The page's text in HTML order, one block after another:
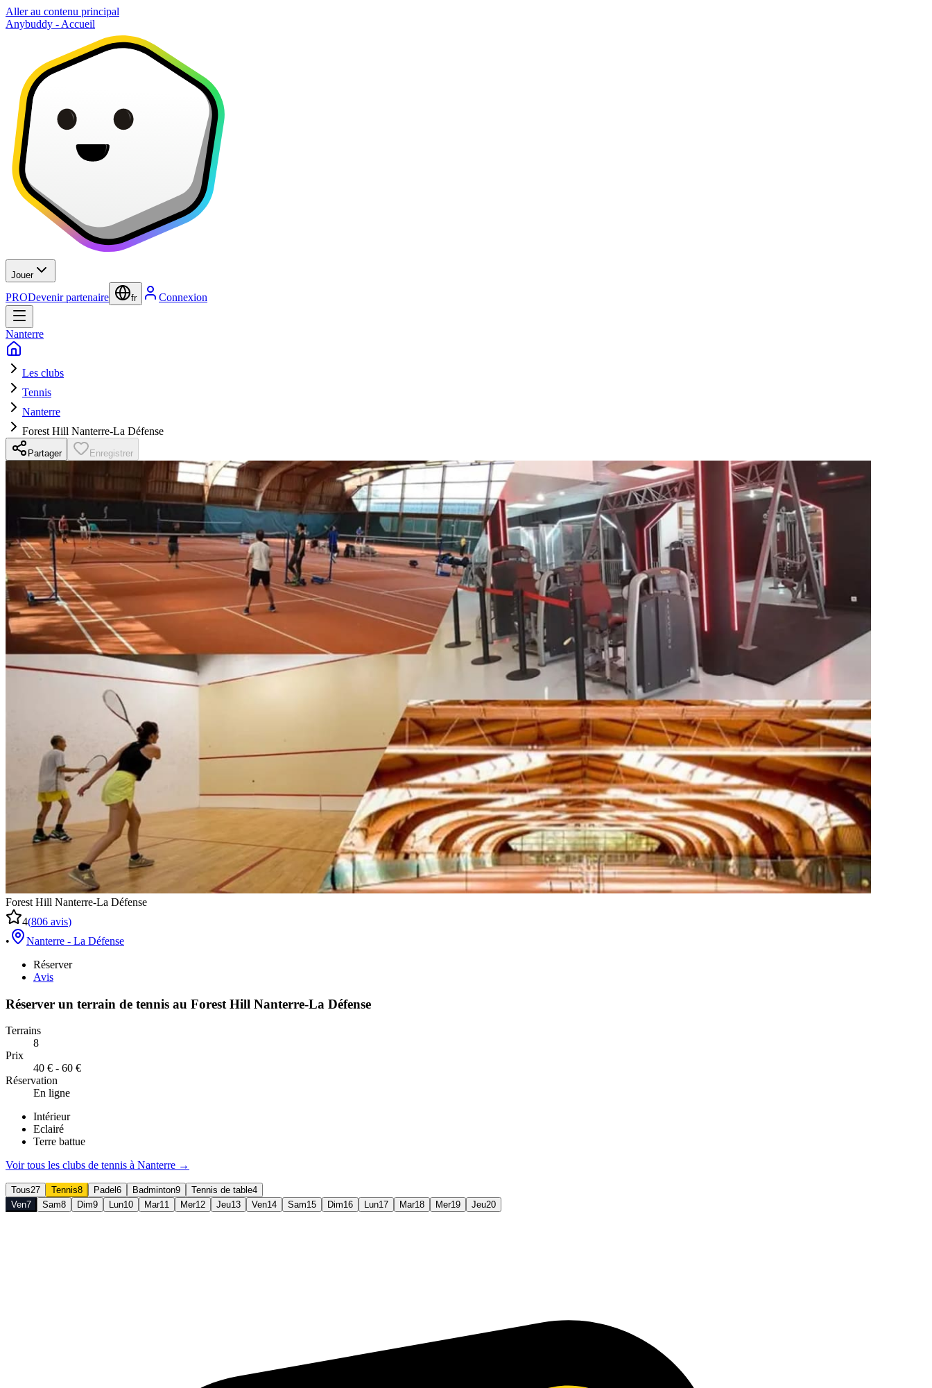
Aller au contenu principal
Anybuddy - Accueil
Jouer
PRODevenir partenaire fr Connexion
Nanterre
Les clubs
Tennis
Nanterre
Forest Hill Nanterre-La Défense
Partager Enregistrer
Forest Hill Nanterre-La Défense
4(806 avis)
•
Nanterre - La Défense
Réserver
Avis
Réserver un terrain de tennis au Forest Hill Nanterre-La Défense
Terrains
8
Prix
40 € - 60 €
Réservation
En ligne
Intérieur
Eclairé
Terre battue
Voir tous les clubs de tennis à Nanterre →
Tous27 Tennis8 Padel 6 Badminton9 Tennis de table4
Ven7 Sam8 Dim9 Lun10 Mar11 Mer12 Jeu13 Ven14 Sam15 Dim16 Lun17 Mar18 Mer19 Jeu20